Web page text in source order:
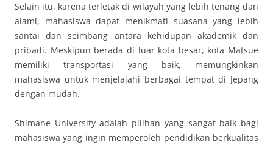
Selain itu, karena terletak di wilayah yang lebih tenang dan
alami, mahasiswa dapat menikmati suasana yang lebih
santai dan seimbang antara kehidupan akademik dan
pribadi. Meskipun berada di luar kota besar, kota Matsue
memiliki transportasi yang baik, memungkinkan
mahasiswa untuk menjelajahi berbagai tempat di Jepang
dengan mudah.
Shimane University adalah pilihan yang sangat baik bagi
mahasiswa yang ingin memperoleh pendidikan berkualitas